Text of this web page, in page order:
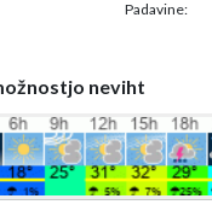
Padavine:
neviht